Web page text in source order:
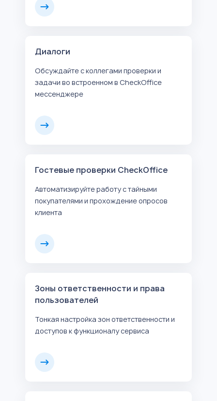
Диалоги
Обсуждайте с коллегами проверки и
задачи во встроенном в CheckOffice
мессенджере
Гостевые проверки CheckOffice
Автоматизируйте работу с тайными
покупателями и прохождение опросов
клиента
Зоны ответственности и права
пользователей
Тонкая настройка зон ответственности и
доступов к функционалу сервиса